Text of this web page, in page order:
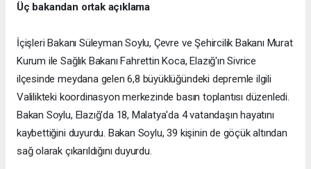
Üç bakandan ortak açıklama
İçişleri Bakanı Süleyman Soylu, Çevre ve Şehircilik Bakanı Murat
Kurum ile Sağlık Bakanı Fahrettin Koca, Elazığ'ın Sivrice
ilçesinde meydana gelen 6,8 büyüklüğündeki depremle ilgili
Valilikteki koordinasyon merkezinde basın toplantısı düzenledi.
Bakan Soylu, Elazığ'da 18, Malatya'da 4 vatandaşın hayatını
kaybettiğini duyurdu. Bakan Soylu, 39 kişinin de göçük altından
sağ olarak çıkarıldığını duyurdu.